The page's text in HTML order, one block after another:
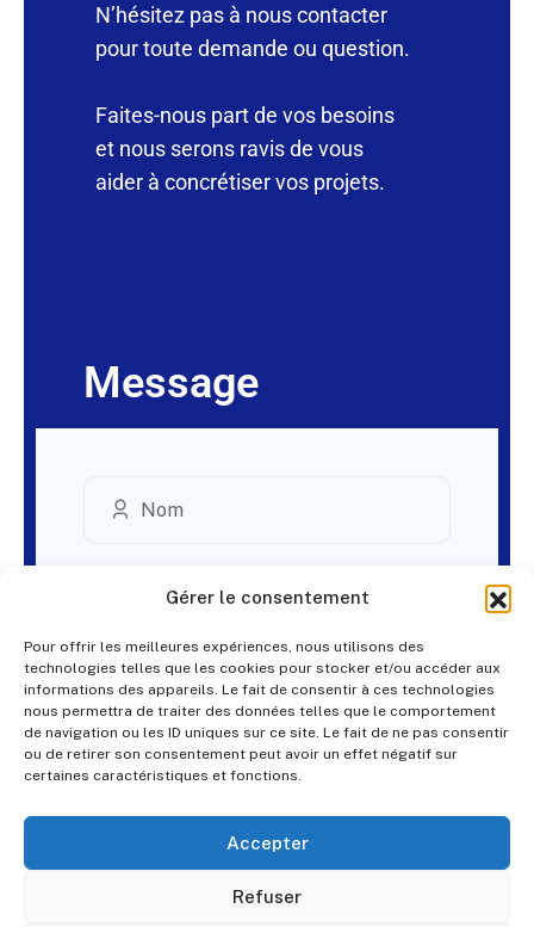
Gérer le consentement
Pour offrir les meilleures expériences, nous utilisons des
technologies telles que les cookies pour stocker et/ou accéder aux
informations des appareils. Le fait de consentir à ces technologies
nous permettra de traiter des données telles que le comportement
de navigation ou les ID uniques sur ce site. Le fait de ne pas consentir
ou de retirer son consentement peut avoir un effet négatif sur
certaines caractéristiques et fonctions.
Accepter
Refuser
N’hésitez pas à nous contacter
pour toute demande ou question.
Faites-nous part de vos besoins
et nous serons ravis de vous
aider à concrétiser vos projets.
Message